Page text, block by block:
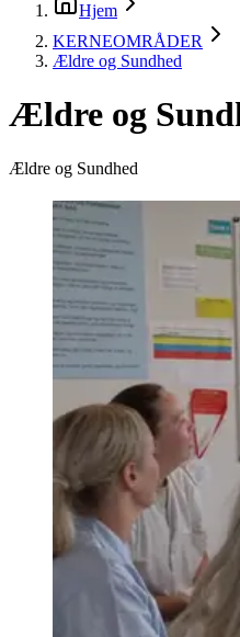
Hjem
KERNEOMRÅDER
Ældre og Sundhed
Ældre og
Ældre og Sundhed